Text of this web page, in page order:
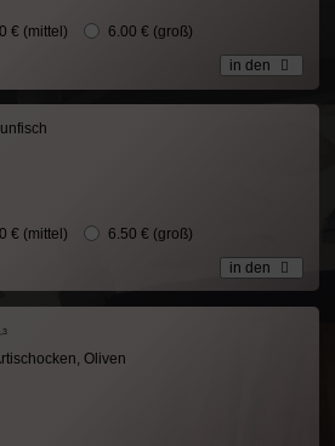
€ (mittel) 6.00 € (groß)
in den
€ (mittel) 6.50 € (groß)
in den
Oliven